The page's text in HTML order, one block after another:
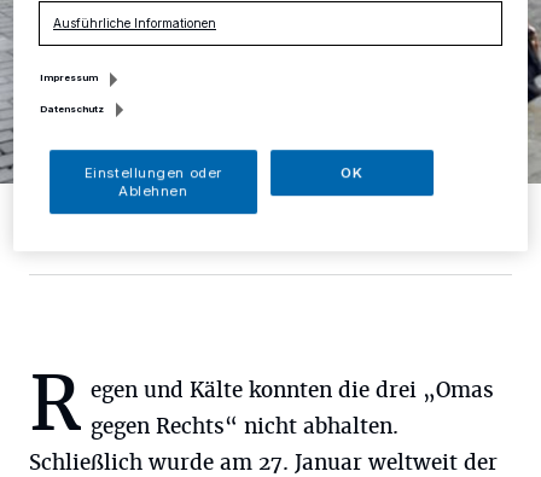
Die Omas gegen rechts legten Blumen an Stolpersteinen nieder.
R egen und Kälte konnten die drei „Omas
gegen Rechts“ nicht abhalten.
Schließlich wurde am 27. Januar weltweit der
Ausführliche Informationen
Impressum
Datenschutz
Einstellungen oder
Ablehnen
OK